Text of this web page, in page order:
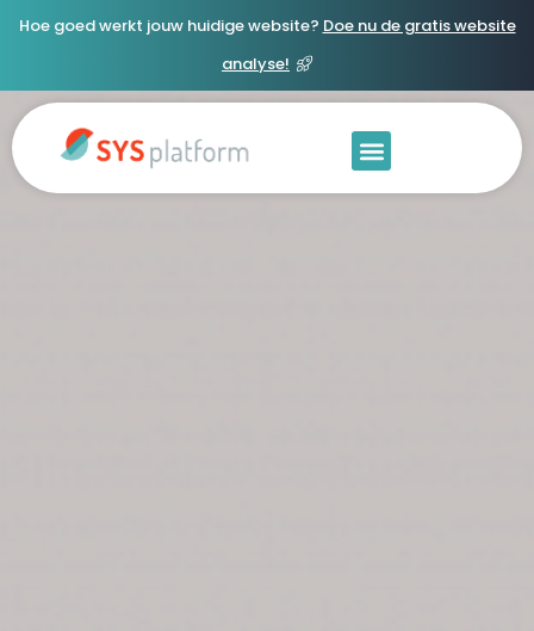
Hoe goed werkt jouw huidige website? Doe nu de gratis website
analyse!